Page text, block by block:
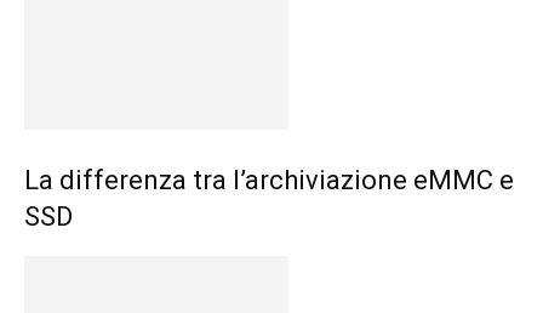
La differenza tra l’archiviazione eMMC e
SSD